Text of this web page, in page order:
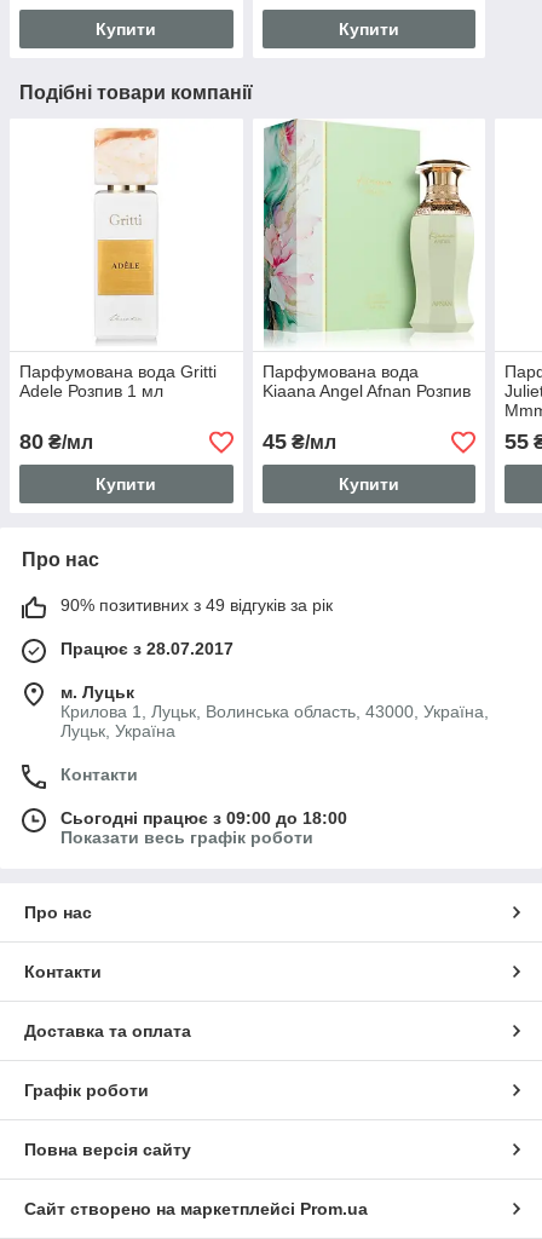
Купити Купити
Подібні товари компанії
Парфумована вода Gritti
Adele Розпив 1 мл
80 ₴/мл
Купити
Парфумована вода
Kiaana Angel Afnan Розпив
45₴/мл
Купити
55
Про нас
90% позитивних з 49 відгуків за рік
Працює з 28.07.2017
м. Луцьк
Крилова 1, Луцьк, Волинська область, 43000, Україна,
Луцьк, Україна
Контакти
Сьогодні працює з 09:00 до 18:00
Показати весь графік роботи
Про нас
Контакти
Доставка та оплата
Графік роботи
Повна версія сайту
Сайт створено на маркетплейсі Prom.ua